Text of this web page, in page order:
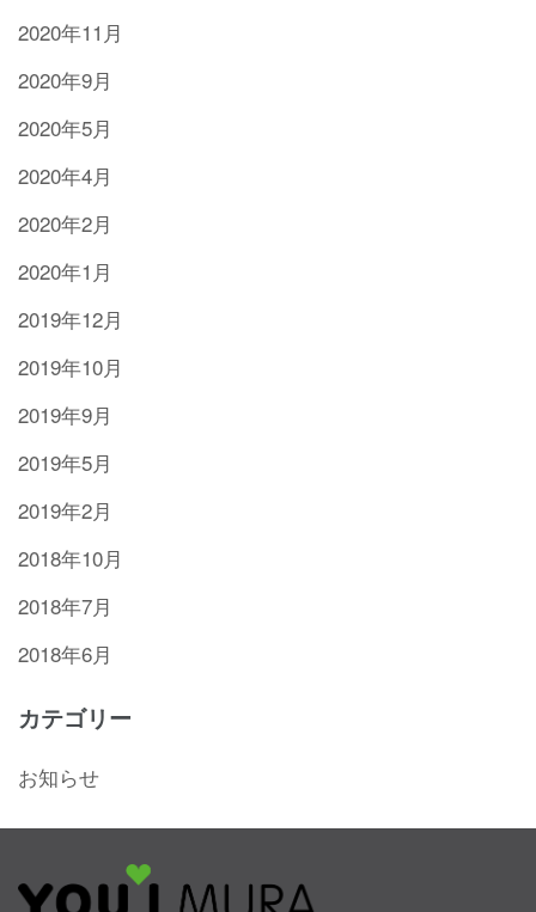
2020年11月
2020年9月
2020年5月
2020年4月
2020年2月
2020年1月
2019年12月
2019年10月
2019年9月
2019年5月
2019年2月
2018年10月
2018年7月
2018年6月
カテゴリー
お知らせ